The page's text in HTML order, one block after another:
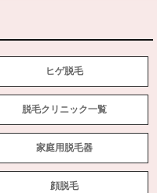
ヒゲ脱毛
脱毛クリニック一覧
家庭用脱毛器
顔脱毛